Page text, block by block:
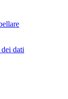
dati